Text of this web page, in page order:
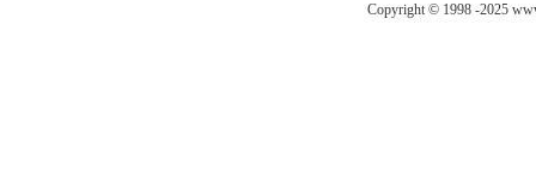
Copyright © 1998 -2025